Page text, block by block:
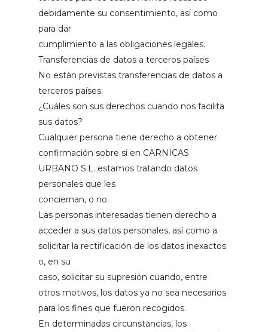
debidamente su consentimiento, así como
para dar
cumplimiento a las obligaciones legales.
Transferencias de datos a terceros países
No están previstas transferencias de datos a
terceros países.
¿Cuáles son sus derechos cuando nos facilita
sus datos?
Cualquier persona tiene derecho a obtener
confirmación sobre si en CARNICAS
URBANO S.L. estamos tratando datos
personales que les
conciernan, o no.
Las personas interesadas tienen derecho a
acceder a sus datos personales, así como a
solicitar la rectificación de los datos inexactos
o, en su
caso, solicitar su supresión cuando, entre
otros motivos, los datos ya no sea necesarios
para los fines que fueron recogidos.
En determinadas circunstancias, los